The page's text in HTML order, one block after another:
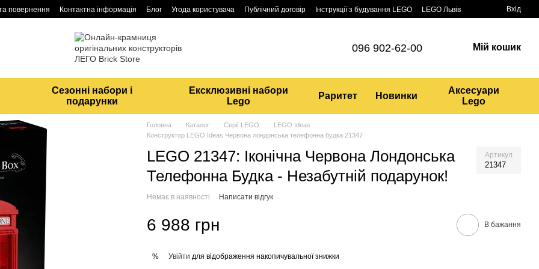
повернення Контактна інформація Блог Угода користувача Публічний договір Інструкції з будування LEGO LEGO Львів Вхід
096 902-62-00 Мій кошик
Сезонні набори і
подарунки
Ексклюзивні набори
Lego
Раритет Новинки
Аксесуари
Lego
Головна Каталог Серії LEGO
LEGO Ideas
Конструктор LEGO Ideas Червона лондонська телефонна будка 21347
LEGO 21347: Іконічна Червона Лондонська
Телефонна Будка - Незабутній подарунок!
Артикул
21347
Немає в наявності Написати відгук
6 988 грн В бажання
% Увійти для відображення накопичувальної знижки